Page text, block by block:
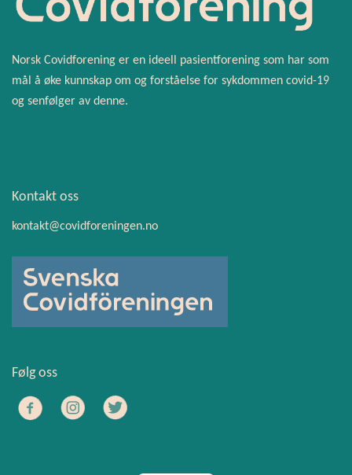
Norsk Covidforening er en ideell pasientforening som har som
mål å øke kunnskap om og forståelse for sykdommen covid-19
og senfølger av denne.
Kontakt oss
kontakt@covidforeningen.no
Følg oss